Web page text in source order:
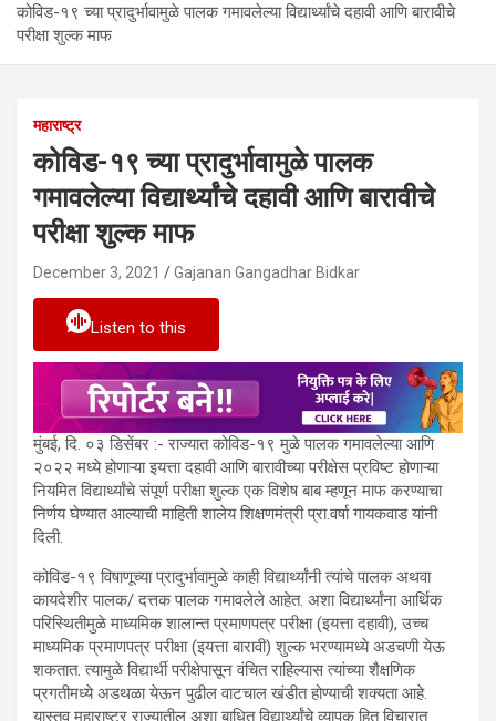
कोविड-१९ च्या प्रादुर्भावामुळे पालक गमावलेल्या विद्यार्थ्यांचे दहावी आणि बारावीचे
परीक्षा शुल्क माफ
महाराष्ट्र
कोविड-१९ च्या प्रादुर्भावामुळे पालक
गमावलेल्या विद्यार्थ्यांचे दहावी आणि बारावीचे
परीक्षा शुल्क माफ
December 3, 2021 Gajanan Gangadhar Bidkar
Listen to this
मुंबई, दि. ०३ डिसेंबर :- राज्यात कोविड-१९ मुळे पालक गमावलेल्या आणि
२०२२ मध्ये होणाऱ्या इयत्ता दहावी आणि बारावीच्या परीक्षेस प्रविष्ट होणाऱ्या
नियमित विद्यार्थ्यांचे संपूर्ण परीक्षा शुल्क एक विशेष बाब म्हणून माफ करण्याचा
निर्णय घेण्यात आल्याची माहिती शालेय शिक्षणमंत्री प्रा.वर्षा गायकवाड यांनी
दिली.
कोविड-१९ विषाणूच्या प्रादुर्भावामुळे काही विद्यार्थ्यांनी त्यांचे पालक अथवा
कायदेशीर पालक/ दत्तक पालक गमावलेले आहेत. अशा विद्यार्थ्यांना आर्थिक
परिस्थितीमुळे माध्यमिक शालान्त प्रमाणपत्र परीक्षा (इयत्ता दहावी), उच्च
माध्यमिक प्रमाणपत्र परीक्षा (इयत्ता बारावी) शुल्क भरण्यामध्ये अडचणी येऊ
शकतात. त्यामुळे विद्यार्थी परीक्षेपासून वंचित राहिल्यास त्यांच्या शैक्षणिक
प्रगतीमध्ये अडथळा येऊन पुढील वाटचाल खंडीत होण्याची शक्यता आहे.
यास्तव महाराष्ट्र राज्यातील अशा बाधित विद्यार्थ्यांचे व्यापक हित विचारात